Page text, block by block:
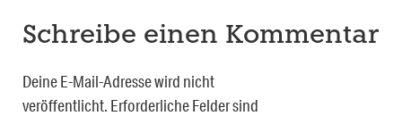
Schreibe einen Kommentar
Deine E-Mail-Adresse wird nicht
veröffentlicht. Erforderliche Felder sind